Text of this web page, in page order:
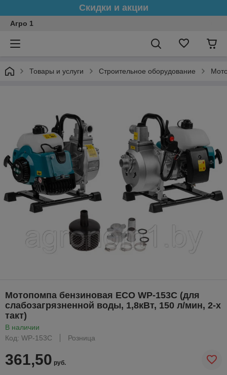
Скидки и акции
Агро 1
Товары и услуги Строительное оборудование
Мотопомпа бензиновая ECO WP-153C (для
слабозагрязненной воды, 1,8кВт, 150 л/мин, 2-х
такт)
В наличии
Код: WP-153C
Розница
361,50 руб.